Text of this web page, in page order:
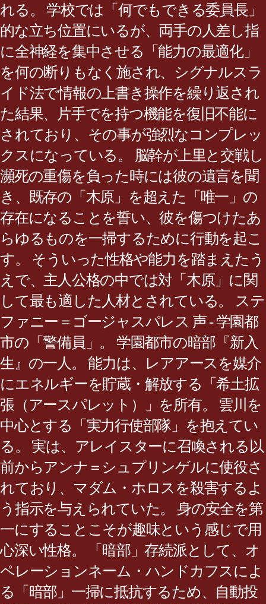
れる。 学校では「何でもできる委員長」
的な立ち位置にいるが、両手の人差し指
に全神経を集中させる「能力の最適化」
を何の断りもなく施され、シグナルスラ
イド法で情報の上書き操作を繰り返され
た結果、片手でを持つ機能を復旧不能に
されており、その事が強烈なコンプレッ
クスになっている。 脳幹が上里と交戦し
瀕死の重傷を負った時には彼の遺言を聞
き、既存の「木原」を超えた「唯一」の
存在になることを誓い、彼を傷つけたあ
らゆるものを一掃するために行動を起こ
す。 そういった性格や能力を踏まえたう
えで、主人公格の中では対「木原」に関
して最も適した人材とされている。 ステ
ファニー＝ゴージャスパレス 声 - 学園都
市の「警備員」。 学園都市の暗部『新入
生』の一人。 能力は、レアアースを媒介
にエネルギーを貯蔵・解放する「希土拡
張（アースパレット）」を所有。 雲川を
中心とする「実力行使部隊」を抱えてい
る。 実は、アレイスターに召喚される以
前からアンナ＝シュプリンゲルに使役さ
れており、マダム・ホロスを殺害するよ
う指示を与えられていた。 身の安全を第
一にすることこそが趣味という感じで用
心深い性格。 「暗部」存続派として、オ
ペレーションネーム・ハンドカフスによ
る「暗部」一掃に抵抗するため、自動投